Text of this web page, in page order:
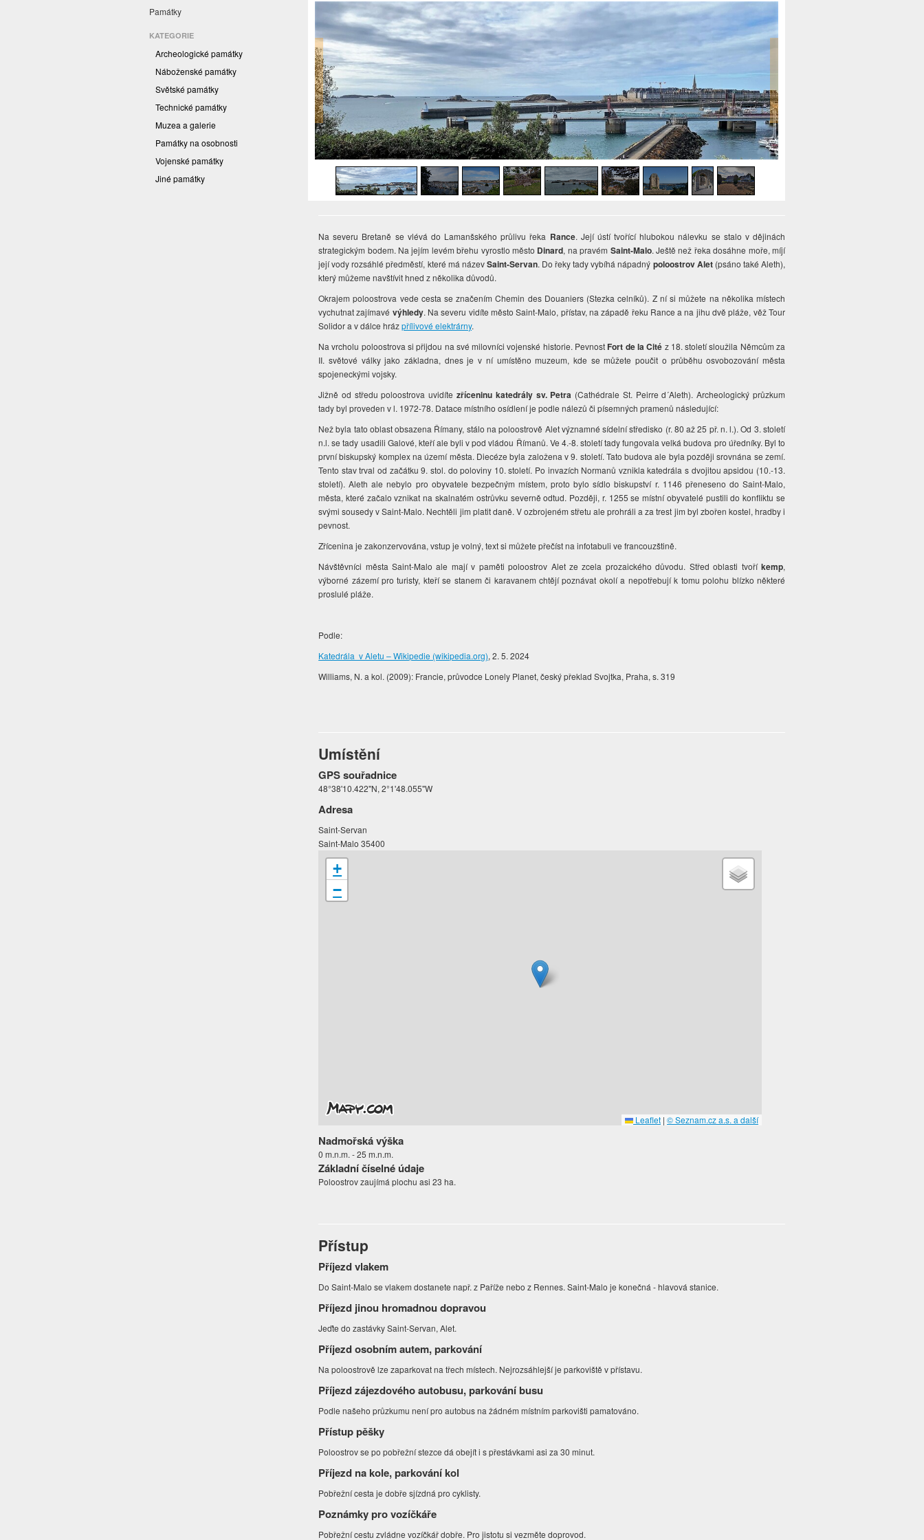
Památky
KATEGORIE
Archeologické památky
Náboženské památky
Světské památky
Technické památky
Muzea a galerie
Památky na osobnosti
Vojenské památky
Jiné památky
Na severu Bretaně se vlévá do Lamanšského průlivu řeka Rance. Její ústí tvořící hlubokou nálevku se stalo v dějinách
strategickým bodem. Na jejím levém břehu vyrostlo město Dinard, na pravém Saint-Malo. Ještě než řeka dosáhne moře, míjí
její vody rozsáhlé předměstí, které má názevSaint-Servan. Do řeky tady vybíhá nápadný poloostrov Alet(psáno také Aleth),
který můžeme navštívit hned z několika důvodů.
Okrajem poloostrova vede cesta se značením Chemin des Douaniers (Stezka celníků). Z ní si můžete na několika místech
vychutnat zajímavé výhledy. Na severu vidíte město Saint-Malo, přístav, na západě řeku Rance a na jihu dvě pláže, věž Tour
Solidor a v dálce hrázpřílivové elektrárny.
Na vrcholu poloostrova si přijdou na své milovníci vojenské historie. Pevnost Fort de la Cité z 18. století sloužila Němcům za
II. světové války jako základna, dnes je v ní umístěno muzeum, kde se můžete poučit o průběhu osvobozování města
spojeneckými vojsky.
Jižně od středu poloostrova uvidítezříceninu katedrály sv. Petra (Cathédrale St. Peirre d´Aleth). Archeologický průzkum
tady byl proveden v l. 1972-78. Datace místního osídlení je podle nálezů či písemných pramenů následující:
Než byla tato oblast obsazena Římany, stálo na poloostrově Alet významné sídelní středisko (r. 80 až 25 př. n. l.). Od 3. století
n.l. se tady usadili Galové, kteří ale byli v pod vládou Římanů. Ve 4.-8. století tady fungovala velká budova pro úředníky. Byl to
první biskupský komplex na území města. Diecéze byla založena v 9. století. Tato budova ale byla později srovnána se zemí.
Tento stav trval od začátku 9. stol. do poloviny 10. století. Po invazích Normanů vznikla katedrála s dvojitou apsidou (10.-13.
století). Aleth ale nebylo pro obyvatele bezpečným místem, proto bylo sídlo biskupství r. 1146 přeneseno do Saint-Malo,
města, které začalo vznikat na skalnatém ostrůvku severně odtud. Později, r. 1255 se místní obyvatelé pustili do konfliktu se
svými sousedy v Saint-Malo. Nechtěli jim platit daně. V ozbrojeném střetu ale prohráli a za trest jim byl zbořen kostel, hradby i
pevnost.
Zřícenina je zakonzervována, vstup je volný, text si můžete přečíst na infotabuli ve francouzštině.
Návštěvníci města Saint-Malo ale mají v paměti poloostrov Alet ze zcela prozaického důvodu. Střed oblasti tvoří kemp,
výborné zázemí pro turisty, kteří se stanem či karavanem chtějí poznávat okolí a nepotřebují k tomu polohu blízko některé
proslulé pláže.
Podle:
Katedrála v Aletu – Wikipedie (wikipedia.org), 2. 5. 2024
Williams, N. a kol. (2009): Francie, průvodce Lonely Planet, český překlad Svojtka, Praha, s. 319
Umístění
GPS souřadnice
48°38'10.422"N, 2°1'48.055"W
Adresa
Saint-Servan
Saint-Malo 35400
+
−
Leaflet | © Seznam.cz a.s. a další
Nadmořská výška
0 m.n.m. - 25 m.n.m.
Základní číselné údaje
Poloostrov zaujímá plochu asi 23 ha.
Přístup
Příjezd vlakem
Do Saint-Malo se vlakem dostanete např. z Paříže nebo z Rennes. Saint-Malo je konečná - hlavová stanice.
Příjezd jinou hromadnou dopravou
Jeďte do zastávky Saint-Servan, Alet.
Příjezd osobním autem, parkování
Na poloostrově lze zaparkovat na třech místech. Nejrozsáhlejší je parkoviště v přístavu.
Příjezd zájezdového autobusu, parkování busu
Podle našeho průzkumu není pro autobus na žádném místním parkovišti pamatováno.
Přístup pěšky
Poloostrov se po pobřežní stezce dá obejít i s přestávkami asi za 30 minut.
Příjezd na kole, parkování kol
Pobřežní cesta je dobře sjízdná pro cyklisty.
Poznámky pro vozíčkáře
Pobřežní cestu zvládne vozíčkář dobře. Pro jistotu si vezměte doprovod.